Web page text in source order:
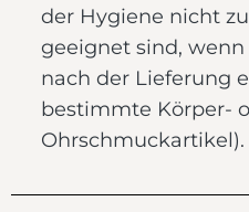
der Hygiene nicht
geeignet sind,
nach der Lieferung
bestimmte Körper-
Ohrschmuckartikel).